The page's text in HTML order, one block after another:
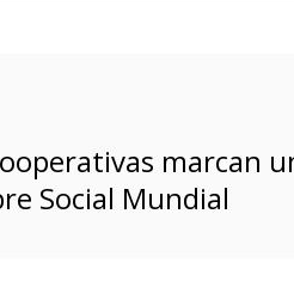
marcan
Social Mundial